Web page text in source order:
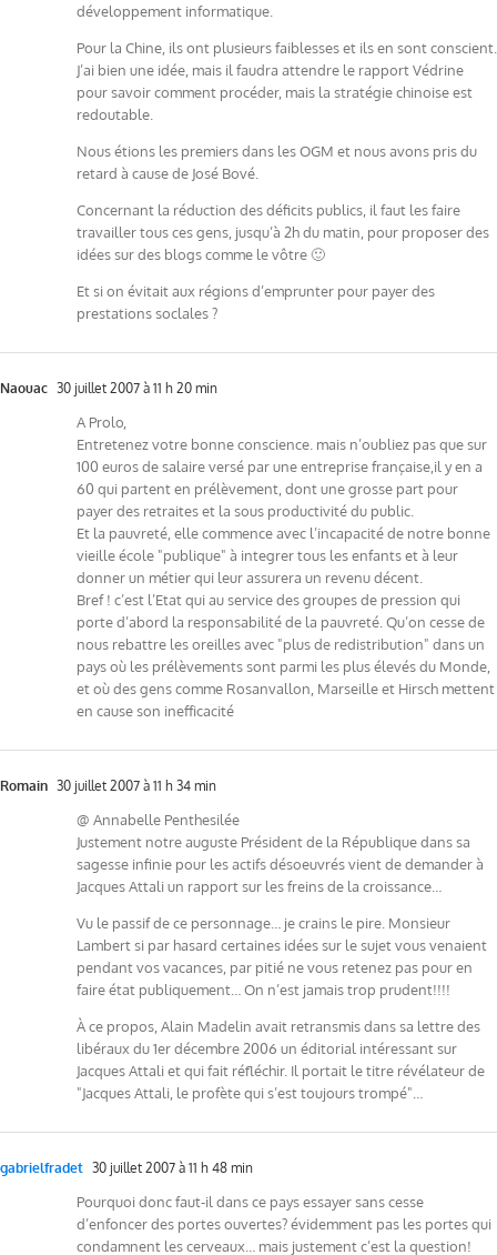
développement informatique.
Pour la Chine, ils ont plusieurs faiblesses et ils en sont conscient.
J’ai bien une idée, mais il faudra attendre le rapport Védrine
pour savoir comment procéder, mais la stratégie chinoise est
redoutable.
Nous étions les premiers dans les OGM et nous avons pris du
retard à cause de José Bové.
Concernant la réduction des déficits publics, il faut les faire
travailler tous ces gens, jusqu’à 2h du matin, pour proposer des
idées sur des blogs comme le vôtre 🙂
Et si on évitait aux régions d’emprunter pour payer des
prestations soclales ?
Naouac 30 juillet 2007 à 11 h 20 min
A Prolo,
Entretenez votre bonne conscience. mais n’oubliez pas que sur
100 euros de salaire versé par une entreprise française,il y en a
60 qui partent en prélèvement, dont une grosse part pour
payer des retraites et la sous productivité du public.
Et la pauvreté, elle commence avec l’incapacité de notre bonne
vieille école "publique" à integrer tous les enfants et à leur
donner un métier qui leur assurera un revenu décent.
Bref ! c’est l’Etat qui au service des groupes de pression qui
porte d’abord la responsabilité de la pauvreté. Qu’on cesse de
nous rebattre les oreilles avec "plus de redistribution" dans un
pays où les prélèvements sont parmi les plus élevés du Monde,
et où des gens comme Rosanvallon, Marseille et Hirsch mettent
en cause son inefficacité
Romain 30 juillet 2007 à 11 h 34 min
@ Annabelle Penthesilée
Justement notre auguste Président de la République dans sa
sagesse infinie pour les actifs désoeuvrés vient de demander à
Jacques Attali un rapport sur les freins de la croissance…
Vu le passif de ce personnage… je crains le pire. Monsieur
Lambert si par hasard certaines idées sur le sujet vous venaient
pendant vos vacances, par pitié ne vous retenez pas pour en
faire état publiquement… On n’est jamais trop prudent!!!!
À ce propos, Alain Madelin avait retransmis dans sa lettre des
libéraux du 1er décembre 2006 un éditorial intéressant sur
Jacques Attali et qui fait réfléchir. Il portait le titre révélateur de
"Jacques Attali, le profète qui s’est toujours trompé"…
gabrielfradet 30 juillet 2007 à 11 h 48 min
Pourquoi donc faut-il dans ce pays essayer sans cesse
d’enfoncer des portes ouvertes? évidemment pas les portes qui
condamnent les cerveaux… mais justement c’est la question!